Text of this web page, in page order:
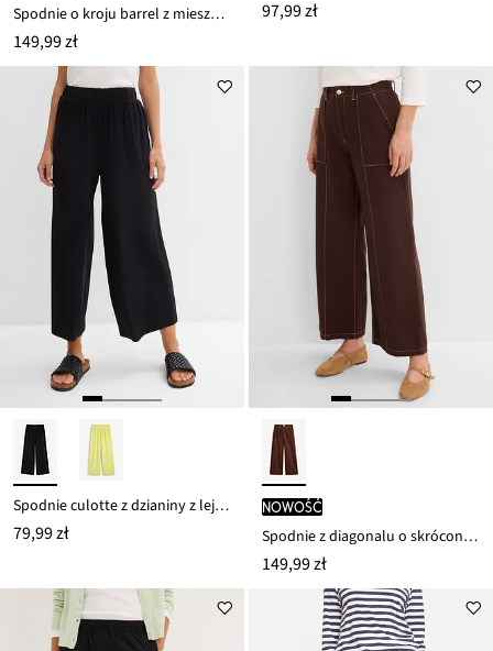
Spodnie o kroju barrel z mieszanki bawełny i elastanu
149,99 zł
97,99 zł
Spodnie culotte z dzianiny z lejącej wiskozy
79,99 zł
nowość
Spodnie z diagonalu o skróconej długości, z czystej bawełny
149,99 zł